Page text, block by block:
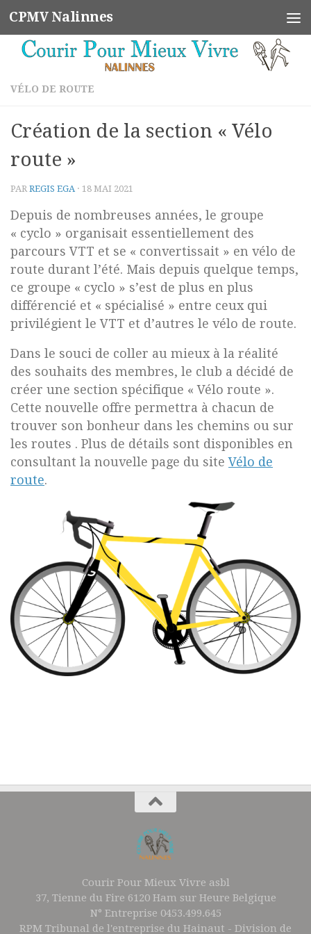
Skip to content
CPMV Nalinnes
VÉLO DE ROUTE
Création de la section « Vélo
route »
PAR REGIS EGA · 18 MAI 2021
Depuis de nombreuses années, le groupe
« cyclo » organisait essentiellement des
parcours VTT et se « convertissait » en vélo de
route durant l’été. Mais depuis quelque temps,
ce groupe « cyclo » s’est de plus en plus
différencié et « spécialisé » entre ceux qui
privilégient le VTT et d’autres le vélo de route.
Dans le souci de coller au mieux à la réalité
des souhaits des membres, le club a décidé de
créer une section spécifique « Vélo route ».
Cette nouvelle offre permettra à chacun de
trouver son bonheur dans les chemins ou sur
les routes . Plus de détails sont disponibles en
consultant la nouvelle page du siteVélo de
route.
Courir Pour Mieux Vivre asbl
37, Tienne du Fire 6120 Ham sur Heure Belgique
N° Entreprise 0453.499.645
RPM Tribunal de l'entreprise du Hainaut - Division de